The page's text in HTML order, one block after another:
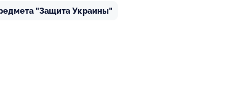
"Защита Украины"